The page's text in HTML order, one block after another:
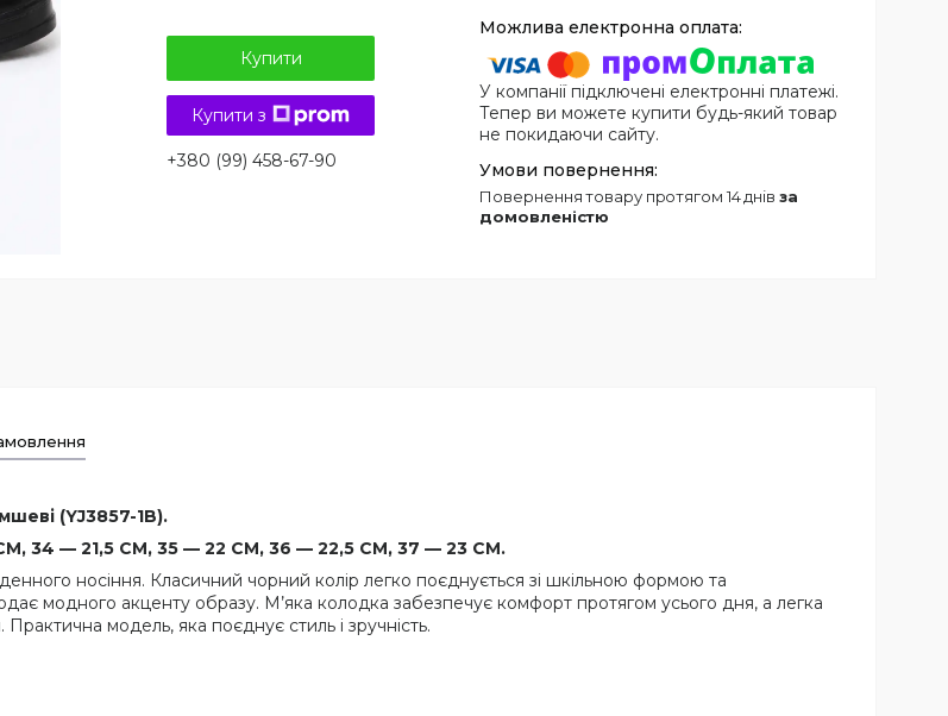
Купити
Купити з
+380 (99) 458-67-90
У компанії підключені електронні платежі.
Тепер ви можете купити будь-який товар
не покидаючи сайту.
повернення товару протягом 14 днів за
домовленістю
(YJ3857-1B).
34 — 21,5 СМ, 35 — 22 СМ, 36 — 22,5 СМ, 37 — 23 СМ.
носіння. Класичний чорний колір легко поєднується зі шкільною формою та
модного акценту образу. М’яка колодка забезпечує комфорт протягом усього дня, а легка
модель, яка поєднує стиль і зручність.